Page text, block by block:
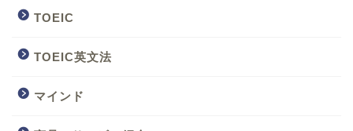
TOEIC
TOEIC英文法
マインド